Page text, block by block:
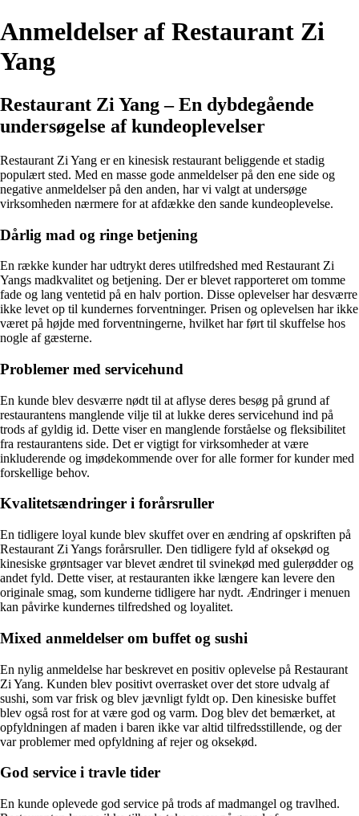
Anmeldelser af Restaurant Zi
Yang
Restaurant Zi Yang – En dybdegående
undersøgelse af kundeoplevelser
Restaurant Zi Yang er en kinesisk restaurant beliggende et stadig
populært sted. Med en masse gode anmeldelser på den ene side og
negative anmeldelser på den anden, har vi valgt at undersøge
virksomheden nærmere for at afdække den sande kundeoplevelse.
Dårlig mad og ringe betjening
En række kunder har udtrykt deres utilfredshed med Restaurant Zi
Yangs madkvalitet og betjening. Der er blevet rapporteret om tomme
fade og lang ventetid på en halv portion. Disse oplevelser har desværre
ikke levet op til kundernes forventninger. Prisen og oplevelsen har ikke
været på højde med forventningerne, hvilket har ført til skuffelse hos
nogle af gæsterne.
Problemer med servicehund
En kunde blev desværre nødt til at aflyse deres besøg på grund af
restaurantens manglende vilje til at lukke deres servicehund ind på
trods af gyldig id. Dette viser en manglende forståelse og fleksibilitet
fra restaurantens side. Det er vigtigt for virksomheder at være
inkluderende og imødekommende over for alle former for kunder med
forskellige behov.
Kvalitetsændringer i forårsruller
En tidligere loyal kunde blev skuffet over en ændring af opskriften på
Restaurant Zi Yangs forårsruller. Den tidligere fyld af oksekød og
kinesiske grøntsager var blevet ændret til svinekød med gulerødder og
andet fyld. Dette viser, at restauranten ikke længere kan levere den
originale smag, som kunderne tidligere har nydt. Ændringer i menuen
kan påvirke kundernes tilfredshed og loyalitet.
Mixed anmeldelser om buffet og sushi
En nylig anmeldelse har beskrevet en positiv oplevelse på Restaurant
Zi Yang. Kunden blev positivt overrasket over det store udvalg af
sushi, som var frisk og blev jævnligt fyldt op. Den kinesiske buffet
blev også rost for at være god og varm. Dog blev det bemærket, at
opfyldningen af maden i baren ikke var altid tilfredsstillende, og der
var problemer med opfyldning af rejer og oksekød.
God service i travle tider
En kunde oplevede god service på trods af madmangel og travlhed.